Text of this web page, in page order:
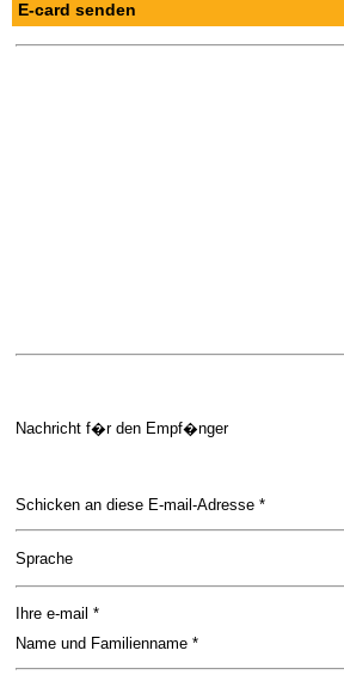
E-card senden
Nachricht f�r den Empf�nger
Schicken an diese E-mail-Adresse *
Sprache
Ihre e-mail *
Name und Familienname *